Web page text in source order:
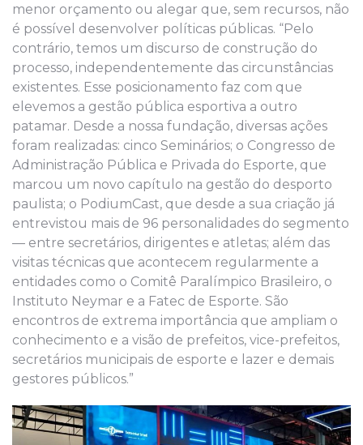
menor orçamento ou alegar que, sem recursos, não
é possível desenvolver políticas públicas. “Pelo
contrário, temos um discurso de construção do
processo, independentemente das circunstâncias
existentes. Esse posicionamento faz com que
elevemos a gestão pública esportiva a outro
patamar. Desde a nossa fundação, diversas ações
foram realizadas: cinco Seminários; o Congresso de
Administração Pública e Privada do Esporte, que
marcou um novo capítulo na gestão do desporto
paulista; o PodiumCast, que desde a sua criação já
entrevistou mais de 96 personalidades do segmento
— entre secretários, dirigentes e atletas; além das
visitas técnicas que acontecem regularmente a
entidades como o Comitê Paralímpico Brasileiro, o
Instituto Neymar e a Fatec de Esporte. São
encontros de extrema importância que ampliam o
conhecimento e a visão de prefeitos, vice-prefeitos,
secretários municipais de esporte e lazer e demais
gestores públicos.”